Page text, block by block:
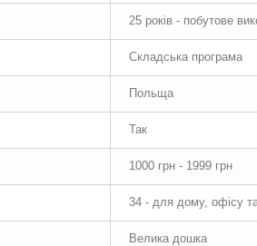
25 років - побутове
Складська програма
Польща
Так
1000 грн - 1999 грн
34 - для дому, офісу
Велика дошка